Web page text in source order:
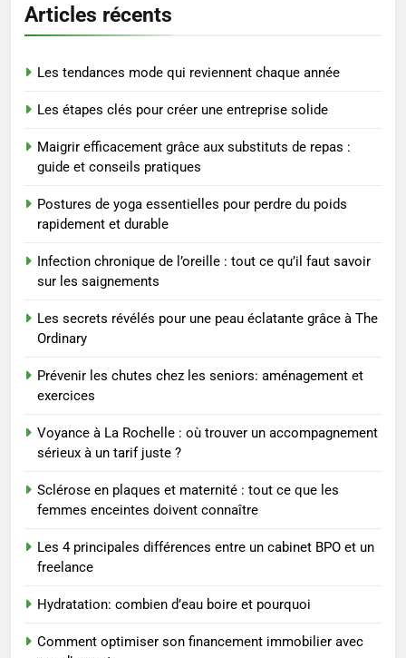
seniors: aménagement et
exercices
BIEN ÊTRE
Voyance à La Rochelle : où
sérieux à un tarif juste ?
BIEN ÊTRE
1
Les tendances mode qui
reviennent chaque année
MODE
2
entreprise solide
3
substituts de repas : guide et
conseils pratiques
BIEN ÊTRE
4
pour perdre du poids
rapidement et durable
BIEN ÊTRE
Articles récents
Les tendances mode qui reviennent chaque année
Les étapes clés pour créer une entreprise solide
Maigrir efficacement grâce aux substituts de repas :
guide et conseils pratiques
Postures de yoga essentielles pour perdre du poids
rapidement et durable
Infection chronique de l’oreille : tout ce qu’il faut savoir
sur les saignements
Les secrets révélés pour une peau éclatante grâce à The
Ordinary
Prévenir les chutes chez les seniors: aménagement et
exercices
Voyance à La Rochelle : où trouver un accompagnement
sérieux à un tarif juste ?
Sclérose en plaques et maternité : tout ce que les
femmes enceintes doivent connaître
Les 4 principales différences entre un cabinet BPO et un
freelance
Hydratation: combien d’eau boire et pourquoi
Comment optimiser son financement immobilier avec